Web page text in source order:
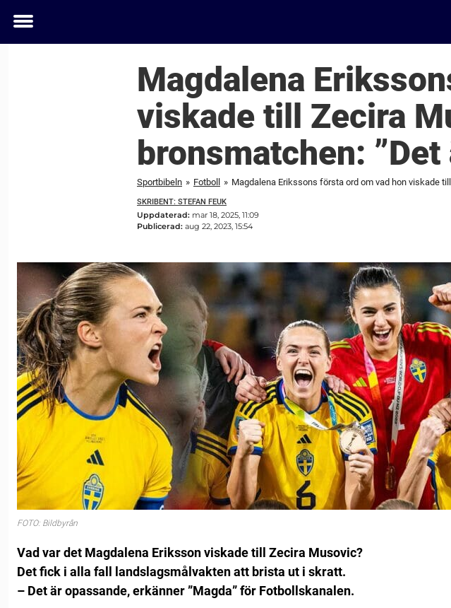
Toggle
Magdalena
viskade till Zecira
bronsmatchen: ”Det
Sportbibeln » Fotboll » Magdalena Erikssons första ord om vad hon viskade
SKRIBENT: STEFAN FEUK
Uppdaterad: mar 18, 2025, 11:09
Publicerad: aug 22, 2023, 15:54
FOTO: Bildbyrån
Vad var det Magdalena Eriksson viskade till Zecira Musovic?
Det fick i alla fall landslagsmålvakten att brista ut i skratt.
– Det är opassande, erkänner ”Magda” för Fotbollskanalen.